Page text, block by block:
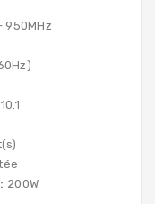
950MHz
200W